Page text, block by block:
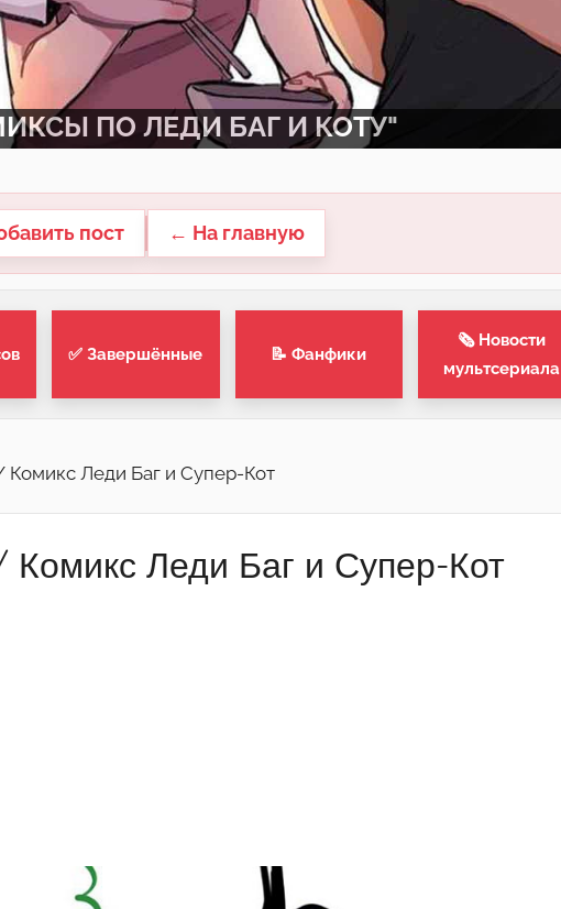
ПО ЛЕДИ БАГ И КОТУ"
пост ← На главную
✅ Завершённые 📝 Фанфики
🗞 Новости
мультсериала
Комикс Леди Баг и Супер-Кот
Леди Баг и Супер-Кот